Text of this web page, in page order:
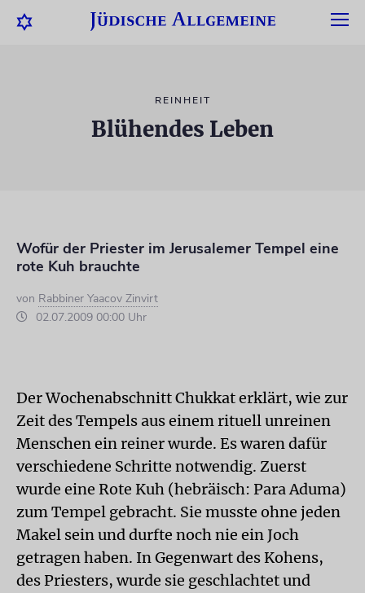
REINHEIT
Blühendes Leben
Wofür der Priester im Jerusalemer Tempel eine
rote Kuh brauchte
von Rabbiner Yaacov Zinvirt
02.07.2009 00:00 Uhr
Der Wochenabschnitt Chukkat erklärt, wie zur
Zeit des Tempels aus einem rituell unreinen
Menschen ein reiner wurde. Es waren dafür
verschiedene Schritte notwendig. Zuerst
wurde eine Rote Kuh (hebräisch: Para Aduma)
zum Tempel gebracht. Sie musste ohne jeden
Makel sein und durfte noch nie ein Joch
getragen haben. In Gegenwart des Kohens,
des Priesters, wurde sie geschlachtet und